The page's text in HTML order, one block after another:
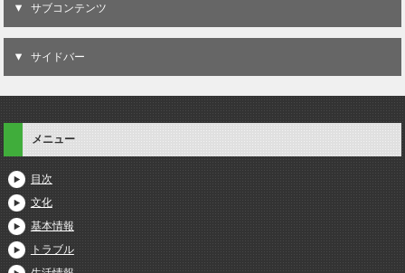
サブコンテンツ
サイドバー
メニュー
目次
文化
基本情報
トラブル